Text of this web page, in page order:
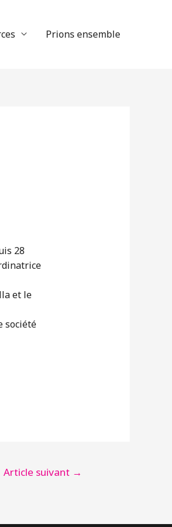
Prions ensemble
28
et le
société
Article suivant →